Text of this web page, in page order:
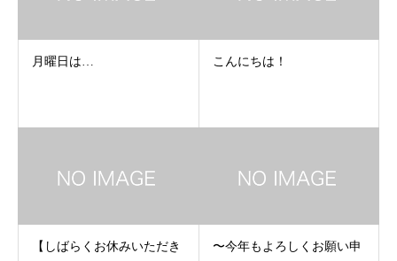
月曜日は… こんにちは！
【しばらくお休みいただき
〜今年もよろしくお願い申